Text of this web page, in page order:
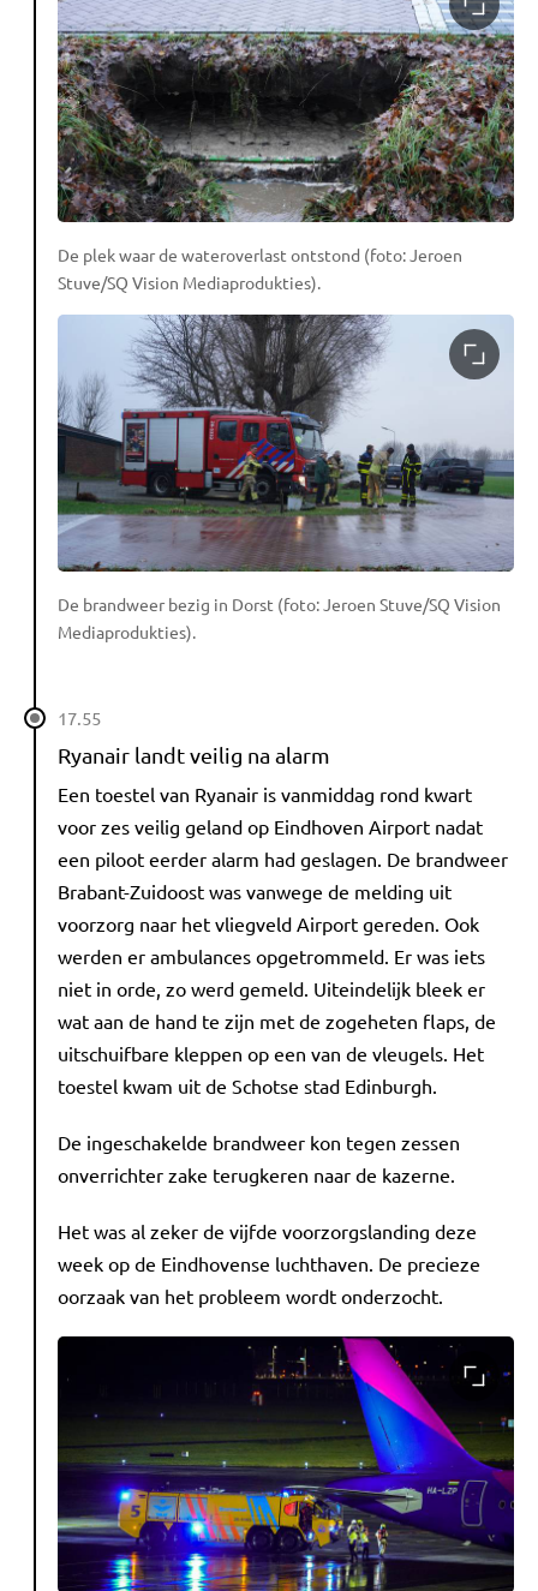
De plek waar de wateroverlast ontstond (foto: Jeroen
Stuve/SQ Vision Mediaprodukties).
De brandweer bezig in Dorst (foto: Jeroen Stuve/SQ Vision
Mediaprodukties).
17.55
Ryanair landt veilig na alarm
Een toestel van Ryanair is vanmiddag rond kwart
voor zes veilig geland op Eindhoven Airport nadat
een piloot eerder alarm had geslagen. De brandweer
Brabant-Zuidoost was vanwege de melding uit
voorzorg naar het vliegveld Airport gereden. Ook
werden er ambulances opgetrommeld. Er was iets
niet in orde, zo werd gemeld. Uiteindelijk bleek er
wat aan de hand te zijn met de zogeheten flaps, de
uitschuifbare kleppen op een van de vleugels. Het
toestel kwam uit de Schotse stad Edinburgh.
De ingeschakelde brandweer kon tegen zessen
onverrichter zake terugkeren naar de kazerne.
Het was al zeker de vijfde voorzorgslanding deze
week op de Eindhovense luchthaven. De precieze
oorzaak van het probleem wordt onderzocht.